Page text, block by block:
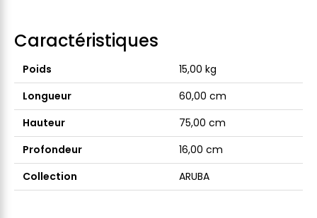
Caractéristiques
Poids
15,00 kg
Longueur
60,00 cm
Hauteur
75,00 cm
Profondeur
16,00 cm
Collection
ARUBA